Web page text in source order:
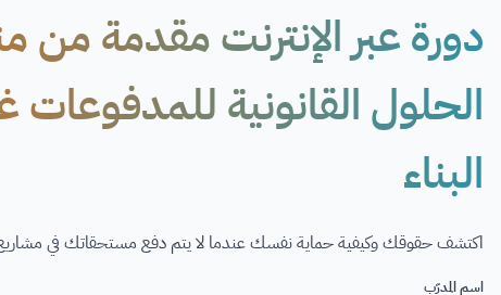
دورة عبر الإنترنت مقدمة من
الحلول القانونية للمدفوعات
البناء
اكتشف حقوقك وكيفية حماية نفسك عندما لا يتم دفع مستحقاتك في مشاريع
اسم المدرّب